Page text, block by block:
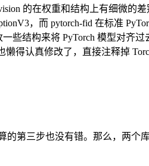
的在权重和结构上有细微
，而 pytorch-fid 在标准
些结构来将 PyTorch 模型对齐
懒得认真修改了，直接注释掉
第三步也没有错。那么，两个